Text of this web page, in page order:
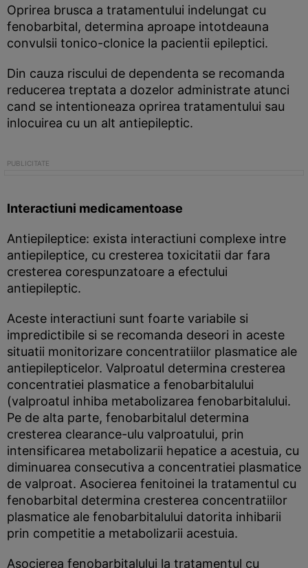
Oprirea brusca a tratamentului indelungat cu
fenobarbital, determina aproape intotdeauna
convulsii tonico-clonice la pacientii epileptici.
Din cauza riscului de dependenta se recomanda
reducerea treptata a dozelor administrate atunci
cand se intentioneaza oprirea tratamentului sau
inlocuirea cu un alt antiepileptic.
Interactiuni medicamentoase
Antiepileptice: exista interactiuni complexe intre
antiepileptice, cu cresterea toxicitatii dar fara
cresterea corespunzatoare a efectului
antiepileptic.
Aceste interactiuni sunt foarte variabile si
impredictibile si se recomanda deseori in aceste
situatii monitorizare concentratiilor plasmatice ale
antiepilepticelor. Valproatul determina cresterea
concentratiei plasmatice a fenobarbitalului
(valproatul inhiba metabolizarea fenobarbitalului.
Pe de alta parte, fenobarbitalul determina
cresterea clearance-ulu valproatului, prin
intensificarea metabolizarii hepatice a acestuia, cu
diminuarea consecutiva a concentratiei plasmatice
de valproat. Asocierea fenitoinei la tratamentul cu
fenobarbital determina cresterea concentratiilor
plasmatice ale fenobarbitalului datorita inhibarii
prin competitie a metabolizarii acestuia.
Asocierea fenobarbitalului la tratamentul cu